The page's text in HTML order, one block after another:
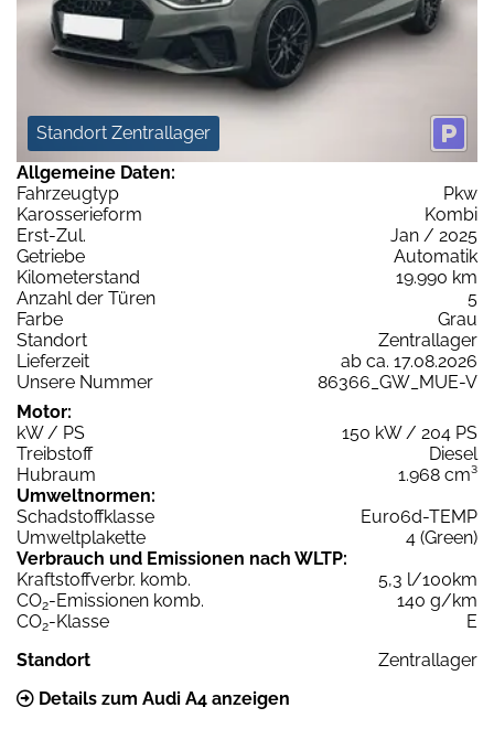
Standort Zentrallager
Allgemeine Daten:
Fahrzeugtyp
Pkw
Karosserieform
Kombi
Erst-Zul.
Jan / 2025
Getriebe
Automatik
Kilometerstand
19.990 km
Anzahl der Türen
5
Farbe
Grau
Standort
Zentrallager
Lieferzeit
ab ca. 17.08.2026
Unsere Nummer
86366_GW_MUE-V
Motor:
kW / PS
150 kW / 204 PS
Treibstoff
Diesel
Hubraum
1.968 cm³
Umweltnormen:
Schadstoffklasse
Euro6d-TEMP
Umweltplakette
4 (Green)
Verbrauch und Emissionen nach WLTP:
Kraftstoffverbr. komb.
5,3 l/100km
CO2-Emissionen komb.
140 g/km
CO2-Klasse
E
Standort
Zentrallager
Details zum Audi A4 anzeigen